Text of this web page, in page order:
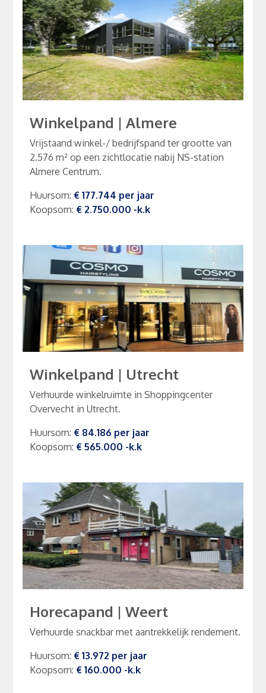
Winkelpand |Almere
Vrijstaand winkel-/ bedrijfspand ter grootte van
2.576 m² op een zichtlocatie nabij NS-station
Almere Centrum.
Huursom: € 177.744 per jaar
Koopsom: € 2.750.000 -k.k
Winkelpand | Utrecht
Verhuurde winkelruimte in Shoppingcenter
Overvecht in Utrecht.
Huursom: € 84.186 per jaar
Koopsom: € 565.000 -k.k
Horecapand |Weert
Verhuurde snackbar met aantrekkelijk rendement.
Huursom: € 13.972 per jaar
Koopsom: € 160.000 -k.k